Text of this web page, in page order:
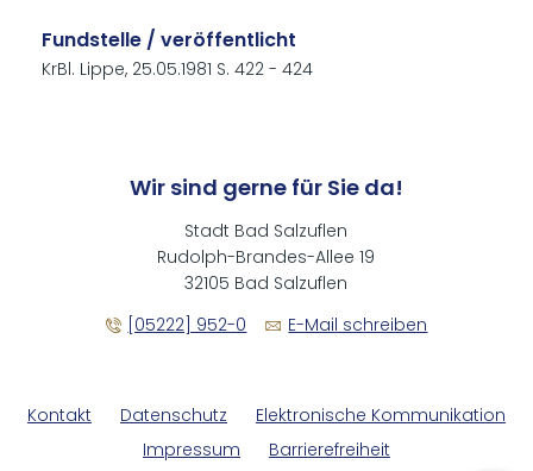
Fundstelle / veröffentlicht
KrBl. Lippe, 25.05.1981 S. 422 - 424
Wir sind gerne für Sie da!
Stadt Bad Salzuflen
Rudolph-Brandes-Allee 19
32105 Bad Salzuflen
[05222] 952-0
E-Mail schreiben
Kontakt Datenschutz
Elektronische Kommunikation
Impressum
Barrierefreiheit